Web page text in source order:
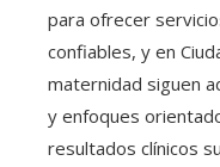
para ofrecer
confiables, y en
maternidad siguen
y enfoques
resultados clínicos